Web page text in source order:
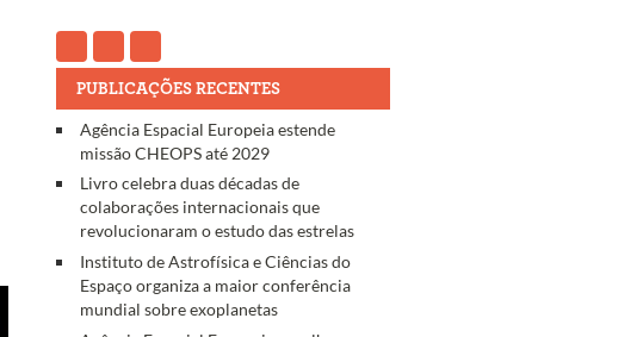
PUBLICAÇÕES RECENTES
Agência Espacial Europeia estende
missão CHEOPS até 2029
Livro celebra duas décadas de
colaborações internacionais que
revolucionaram o estudo das estrelas
Instituto de Astrofísica e Ciências do
Espaço organiza a maior conferência
mundial sobre exoplanetas